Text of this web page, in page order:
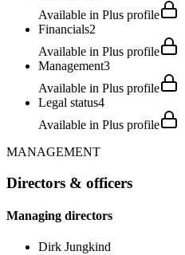
Available in Plus profile
Financials2
Available in Plus profile
Management3
Available in Plus profile
Legal status4
Available in Plus profile
MANAGEMENT
Directors & officers
Managing directors
Dirk Jungkind